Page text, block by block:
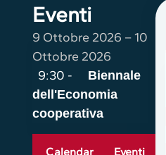
Eventi
9 Ottobre 2026 –10
Ottobre 2026
9:30 -
Biennale
dell'Economia
cooperativa
Calendario
Eventi